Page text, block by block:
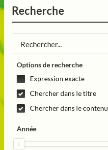
Recherche
Options de recherche
Expression exacte
Chercher dans le titre
Chercher dans le contenu
Année